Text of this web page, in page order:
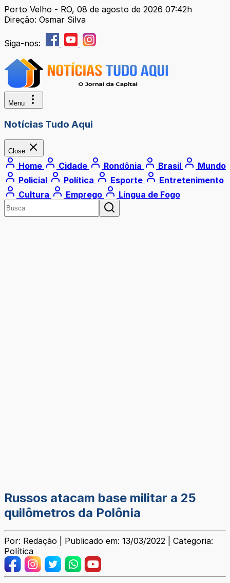
Porto Velho - RO, 08 de agosto de 2026 07:42h
Direção: Osmar Silva
Siga-nos:
Menu
Notícias Tudo Aqui
Close
Home Cidade Rondônia Brasil
Mundo
Policial
Política Esporte
Entretenimento
Cultura
Emprego Língua de Fogo
Russos atacam base militar a 25
quilômetros da Polônia
Por: Redação | Publicado em: 13/03/2022 | Categoria:
Política